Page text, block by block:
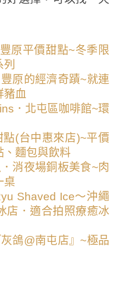
原平價甜點~冬季限
原的經濟奇蹟~就連
豬血
．北屯區咖啡館~環
(台中惠來店)~平價
、麵包與飲料
消夜場銅板美食~肉
桌
Shaved Ice～沖繩
店．適合拍照療癒冰
鴿@南屯店』~極品